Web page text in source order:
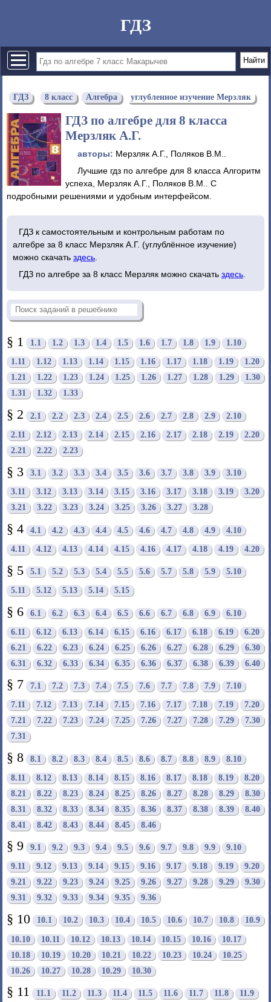
ГДЗ
ГДЗ 8 класс Алгебра углубленное изучение Мерзляк
ГДЗ по алгебре для 8 класса
Мерзляк А.Г.
авторы: Мерзляк А.Г., Поляков В.М..
Лучшие гдз по алгебре для 8 класса Алгоритм
успеха, Мерзляк А.Г., Поляков В.М.. С
подробными решениями и удобным интерфейсом.
ГДЗ к самостоятельным и контрольным работам по
алгебре за 8 класс Мерзляк А.Г. (углублённое изучение)
можно скачать здесь.
ГДЗ по алгебре за 8 класс Мерзляк можно скачать здесь.
§ 1 1.1 1.2 1.3 1.4 1.5 1.6 1.7 1.8 1.9 1.10
1.11 1.12 1.13 1.14 1.15 1.16 1.17 1.18 1.19
1.20
1.21
1.22 1.23 1.24 1.25 1.26 1.27 1.28 1.29
1.30
1.31
1.32 1.33
§ 2 2.1 2.2 2.3 2.4 2.5 2.6 2.7 2.8 2.9 2.10
2.11 2.12 2.13 2.14 2.15 2.16 2.17 2.18 2.19
2.20
2.21
2.22 2.23
§ 3 3.1 3.2 3.3 3.4 3.5 3.6 3.7 3.8 3.9 3.10
3.11 3.12 3.13 3.14 3.15 3.16 3.17 3.18 3.19
3.20
3.21
3.22 3.23 3.24 3.25 3.26 3.27 3.28
§ 4 4.1 4.2 4.3 4.4 4.5 4.6 4.7 4.8 4.9 4.10
4.11 4.12 4.13 4.14 4.15 4.16 4.17 4.18 4.19 4.20
§ 5 5.1 5.2 5.3 5.4 5.5 5.6 5.7 5.8 5.9 5.10
5.11 5.12 5.13 5.14 5.15
§ 6 6.1 6.2 6.3 6.4 6.5 6.6 6.7 6.8 6.9 6.10
6.11 6.12 6.13 6.14 6.15 6.16 6.17 6.18 6.19
6.20
6.21
6.22 6.23 6.24 6.25 6.26 6.27 6.28 6.29
6.30
6.31
6.32 6.33 6.34 6.35 6.36 6.37 6.38 6.39 6.40
§ 7 7.1 7.2 7.3 7.4 7.5 7.6 7.7 7.8 7.9 7.10
7.11 7.12 7.13 7.14 7.15 7.16 7.17 7.18 7.19
7.20
7.21
7.22 7.23 7.24 7.25 7.26 7.27 7.28 7.29
7.30
7.31
§ 8 8.1 8.2 8.3 8.4 8.5 8.6 8.7 8.8 8.9 8.10
8.11 8.12 8.13 8.14 8.15 8.16 8.17 8.18 8.19
8.20
8.21
8.22 8.23 8.24 8.25 8.26 8.27 8.28 8.29
8.30
8.31
8.32 8.33 8.34 8.35 8.36 8.37 8.38 8.39
8.40
8.41
8.42 8.43 8.44 8.45 8.46
§ 9 9.1 9.2 9.3 9.4 9.5 9.6 9.7 9.8 9.9 9.10
9.11 9.12 9.13 9.14 9.15 9.16 9.17 9.18 9.19
9.20
9.21
9.22 9.23 9.24 9.25 9.26 9.27 9.28 9.29
9.30
9.31
9.32 9.33 9.34 9.35 9.36
§ 10 10.1 10.2 10.3 10.4 10.5 10.6 10.7 10.8 10.9
10.10 10.11 10.12 10.13 10.14 10.15 10.16
10.17
10.18
10.19 10.20 10.21 10.22 10.23 10.24
10.25
10.26
10.27 10.28 10.29 10.30
§ 11 11.1 11.2 11.3 11.4 11.5 11.6 11.7 11.8 11.9